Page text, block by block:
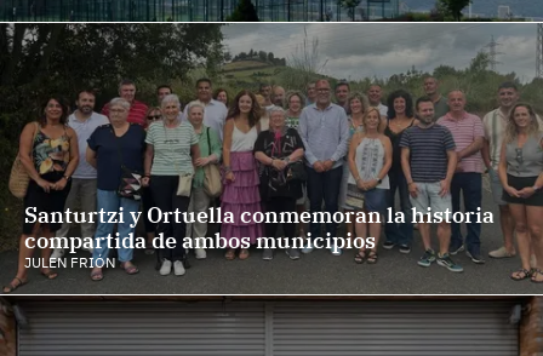
Santurtzi y Ortuella conmemoran la historia
compartida de ambos municipios
JULEN FRIÓN